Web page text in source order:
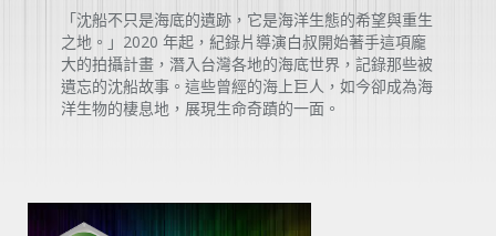
「沈船不只是海底的遺跡，它是海洋生態的希望與重生
之地。」2020 年起，紀錄片導演白叔開始著手這項龐
大的拍攝計畫，潛入台灣各地的海底世界，記錄那些被
遺忘的沈船故事。這些曾經的海上巨人，如今卻成為海
洋生物的棲息地，展現生命奇蹟的一面。